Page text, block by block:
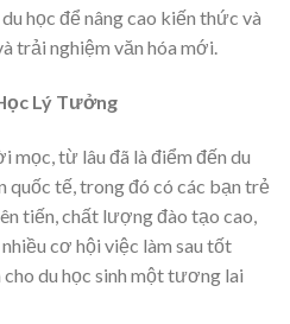
học để nâng cao kiến thức và
trải nghiệm văn hóa mới.
Lý Tưởng
từ lâu đã là điểm đến du
quốc tế, trong đó có các bạn trẻ
tiến, chất lượng đào tạo cao,
cơ hội việc làm sau tốt
du học sinh một tương lai